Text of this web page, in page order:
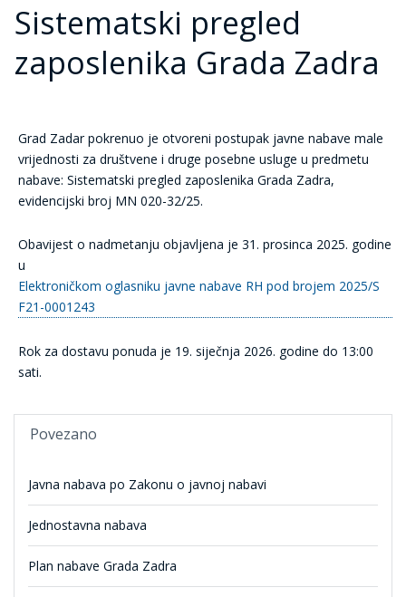
Sistematski pregled
zaposlenika Grada Zadra
Grad Zadar pokrenuo je otvoreni postupak javne nabave male
vrijednosti za društvene i druge posebne usluge u predmetu
nabave: Sistematski pregled zaposlenika Grada Zadra,
evidencijski broj MN 020-32/25.
Obavijest o nadmetanju objavljena je 31. prosinca 2025. godine
u
Elektroničkom oglasniku javne nabave RH pod brojem 2025/S
F21-0001243
Rok za dostavu ponuda je 19. siječnja 2026. godine do 13:00
sati.
Povezano
Javna nabava po Zakonu o javnoj nabavi
Jednostavna nabava
Plan nabave Grada Zadra